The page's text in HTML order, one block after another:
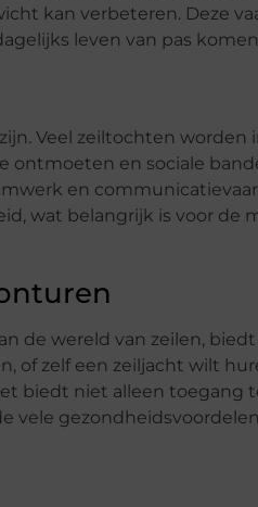
kan verbeteren. Deze
leven van pas
Veel zeiltochten worden
ontmoeten en sociale
en
wat belangrijk is voor de
de wereld van zeilen, biedt
of zelf een zeiljacht wilt
biedt niet alleen toegang
vele